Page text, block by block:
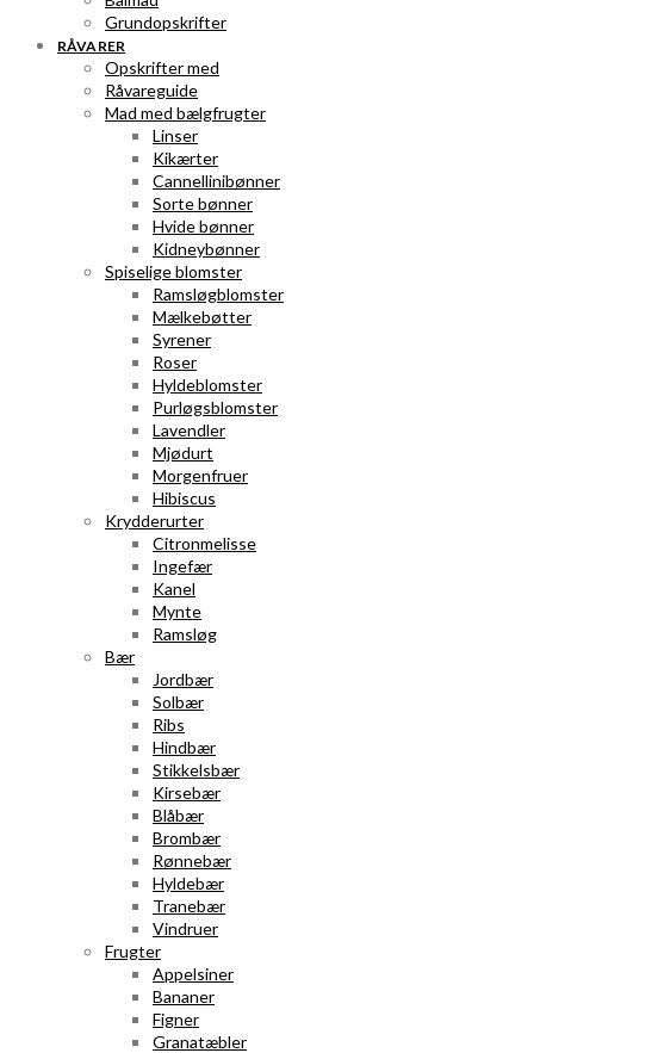
Grundopskrifter
RÅVARER
Opskrifter med
Råvareguide
Mad med bælgfrugter
Linser
Kikærter
Cannellinibønner
Sorte bønner
Hvide bønner
Kidneybønner
Spiselige blomster
Ramsløgblomster
Mælkebøtter
Syrener
Roser
Hyldeblomster
Purløgsblomster
Lavendler
Mjødurt
Morgenfruer
Hibiscus
Krydderurter
Citronmelisse
Ingefær
Kanel
Mynte
Ramsløg
Bær
Jordbær
Solbær
Ribs
Hindbær
Stikkelsbær
Kirsebær
Blåbær
Brombær
Rønnebær
Hyldebær
Tranebær
Vindruer
Frugter
Appelsiner
Bananer
Figner
Granatæbler